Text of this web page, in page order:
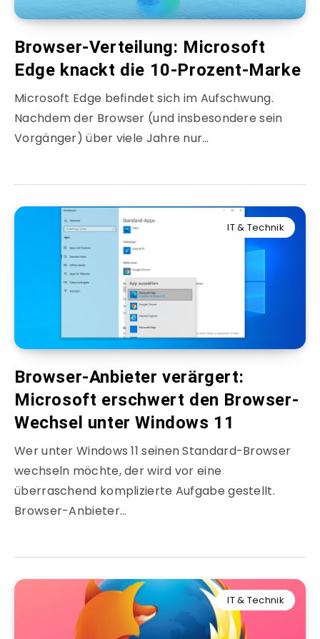
Browser-Verteilung: Microsoft
Edge knackt die 10-Prozent-Marke
Microsoft Edge befindet sich im Aufschwung.
Nachdem der Browser (und insbesondere sein
Vorgänger) über viele Jahre nur…
IT & Technik
Browser-Anbieter verärgert:
Microsoft erschwert den Browser-
Wechsel unter Windows 11
Wer unter Windows 11 seinen Standard-Browser
wechseln möchte, der wird vor eine
überraschend komplizierte Aufgabe gestellt.
Browser-Anbieter…
IT & Technik